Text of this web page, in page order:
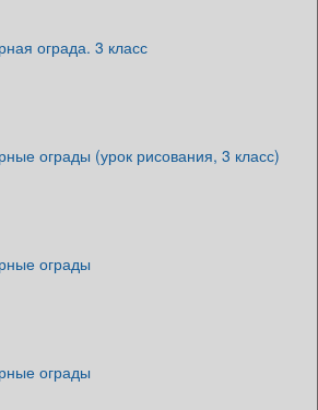
ограда. 3 класс
ограды (урок рисования, 3 класс)
ограды
ограды